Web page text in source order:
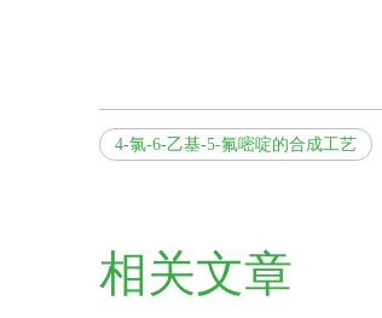
4-氯-6-乙基-5-氟嘧啶的合成工艺
相关文章